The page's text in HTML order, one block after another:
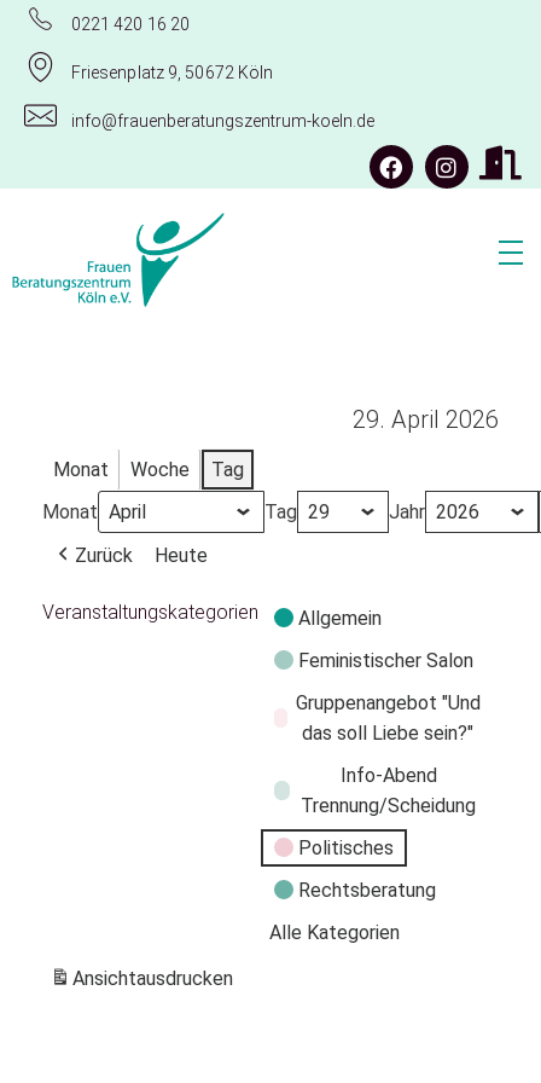
0221 420 16 20
Friesenplatz 9, 50672 Köln
info@frauenberatungszentrum-koeln.de
29. April 2026
Monat Woche
Tag
Monat
Tag
Jahr
Zurück
Heute
Veranstaltungskategorien
Allgemein
Feministischer Salon
Gruppenangebot "Und
das soll Liebe sein?"
Info-Abend
Trennung/Scheidung
Politisches
Rechtsberatung
Alle Kategorien
Ansichtausdrucken